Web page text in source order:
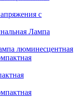
с
Лампа
люминесцентная